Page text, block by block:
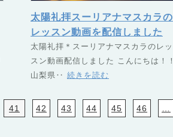
太陽礼拝スーリアナマスカラの
レッスン動画を配信しました
太陽礼拝＊スーリアナマスカラのレッ
スン動画配信しました こんにちは！！
山梨県‥ 続きを読む
41 42 43 44 45 46